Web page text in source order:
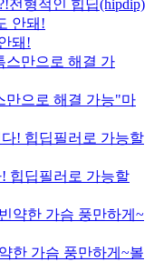
전형적인 힙딥(hipdip)
돼!
만으로 해결 가능"마
힙딥필러로 가능할
한 가슴 풍만하게~볼